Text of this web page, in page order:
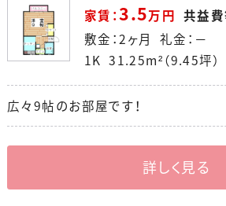
家賃：3.5万円 共益費
敷金：2ヶ月 礼金：－
1K 31.25m²（9.45坪）
広々9帖のお部屋です！
詳しく見る